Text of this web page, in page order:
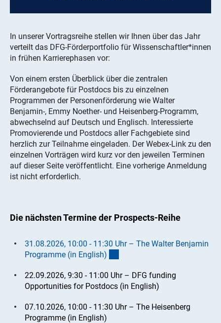
In unserer Vortragsreihe stellen wir Ihnen über das Jahr
verteilt das DFG-Förderportfolio für Wissenschaftler*innen
in frühen Karrierephasen vor:
Von einem ersten Überblick über die zentralen
Förderangebote für Postdocs bis zu einzelnen
Programmen der Personenförderung wie Walter
Benjamin-, Emmy Noether- und Heisenberg-Programm,
abwechselnd auf Deutsch und Englisch. Interessierte
Promovierende und Postdocs aller Fachgebiete sind
herzlich zur Teilnahme eingeladen. Der Webex-Link zu den
einzelnen Vorträgen wird kurz vor den jeweilen Terminen
auf dieser Seite veröffentlicht. Eine vorherige Anmeldung
ist nicht erforderlich.
Die nächsten Termine der Prospects-Reihe
31.08.2026, 10:00 - 11:30 Uhr – The Walter Benjamin
Programme (in English)
22.09.2026, 9:30 - 11:00 Uhr – DFG funding
Opportunities for Postdocs (in English)
07.10.2026, 10:00 - 11:30 Uhr – The Heisenberg
Programme (in English)